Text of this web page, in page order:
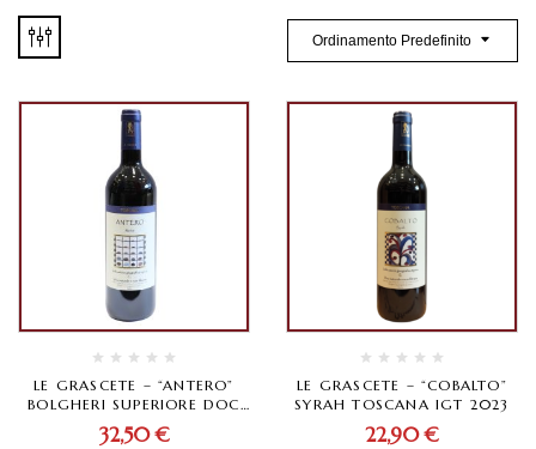
Ordinamento Predefinito
LE GRASCETE – “ANTERO”
BOLGHERI SUPERIORE DOC
2021
32,50€
LE GRASCETE – “COBALTO”
SYRAH TOSCANA IGT 2023
22,90€